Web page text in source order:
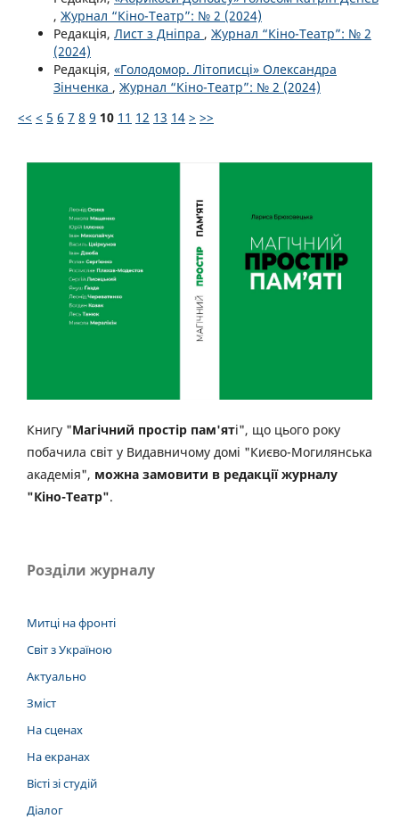
, Журнал “Кіно-Театр”: № 2 (2024)
Редакція, Лист з Дніпра , Журнал “Кіно-Театр”: № 2
(2024)
Редакція, «Голодомор. Літописці» Олександра
Зінченка , Журнал “Кіно-Театр”: № 2 (2024)
<< < 5 6 7 8 9 10 11 12 13 14 > >>
Книгу "Магічний простір пам'яті", що цього року
побачила світ у Видавничому домі "Києво-Могилянська
академія", можна замовити в редакції журналу
"Кіно-Театр".
Розділи журналу
Митці на фронті
Світ з Україною
Актуально
Зміст
На сценах
На екранах
Вісті зі студій
Діалог